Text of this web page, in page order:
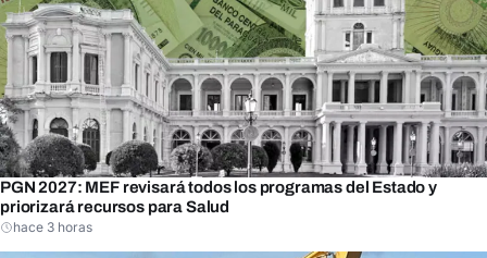
PGN 2027: MEF revisará todos los programas del Estado y
priorizará recursos para Salud
hace 3 horas